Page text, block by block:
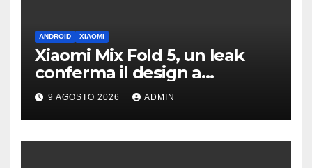
ANDROID XIAOMI
Xiaomi Mix Fold 5, un leak
conferma il design a
passaporto e HyperOS 4
9 AGOSTO 2026 ADMIN